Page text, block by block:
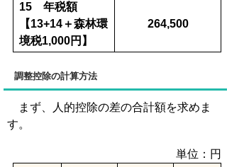
15 年税額
【13+14＋森林環
境税1,000円】
264,500
調整控除の計算方法
まず、人的控除の差の合計額を求めま
す。
単位：円